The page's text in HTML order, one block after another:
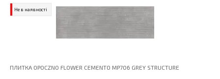
Не в наявності
ПЛИТКА OPOCZNO FLOWER CEMENTO MP706 GREY STRUCTURE